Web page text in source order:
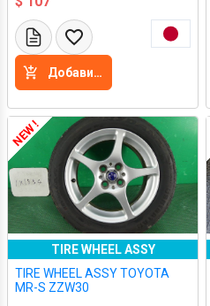
Добавить в корзину
NEW !
TIRE WHEEL ASSY
TIRE WHEEL ASSY TOYOTA
MR-S ZZW30